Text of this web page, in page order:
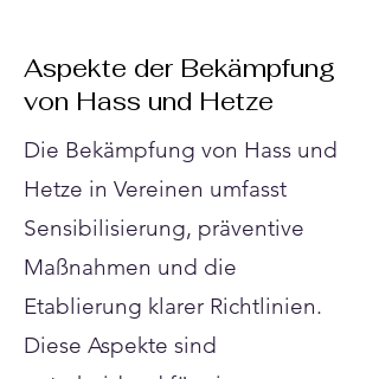
Aspekte der Bekämpfung
von Hass und Hetze
Die Bekämpfung von Hass und
Hetze in Vereinen umfasst
Sensibilisierung, präventive
Maßnahmen und die
Etablierung klarer Richtlinien.
Diese Aspekte sind